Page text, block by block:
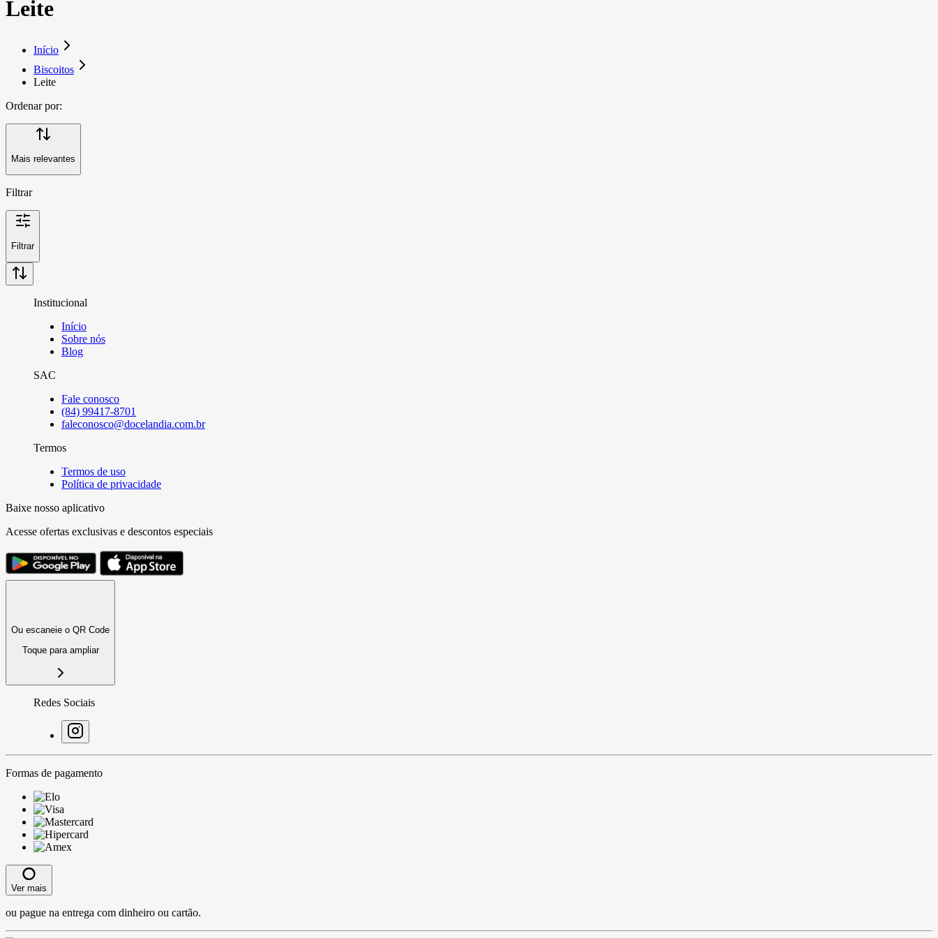
Leite
Início
Biscoitos
Leite
Ordenar por:
Mais relevantes
Filtrar
Filtrar
Institucional
Início
Sobre nós
Blog
SAC
Fale conosco
(84) 99417-8701
faleconosco@docelandia.com.br
Termos
Termos de uso
Política de privacidade
Baixe nosso aplicativo
Acesse ofertas exclusivas e descontos especiais
Ou escaneie o QR Code
Toque para ampliar
Redes Sociais
Formas de pagamento
Ver mais
ou pague na entrega com dinheiro ou cartão.